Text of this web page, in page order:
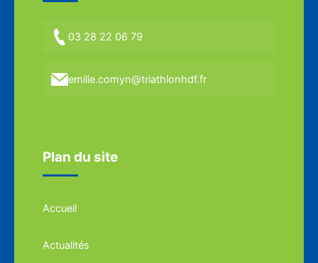
03 28 22 06 79
emilie.comyn@triathlonhdf.fr
Plan du site
Accueil
Actualités